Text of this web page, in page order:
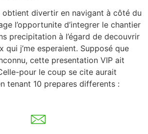
obtient divertir en navigant à côté du
l’opportunite d’integrer le chantier
precipitation à l’égard de decouvrir
qui j’me esperaient. Supposé que
cette presentation VIP ait
pour le coup se cite aurait
tenant 10 prepares differents :